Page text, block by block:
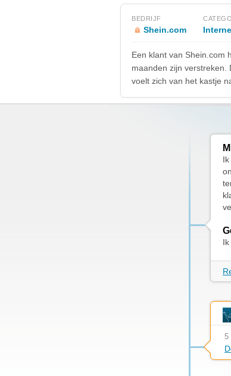
BEDRIJF
Shein.com
Een klant van Shein.com
maanden zijn verstreken.
voelt zich van het kastje
5